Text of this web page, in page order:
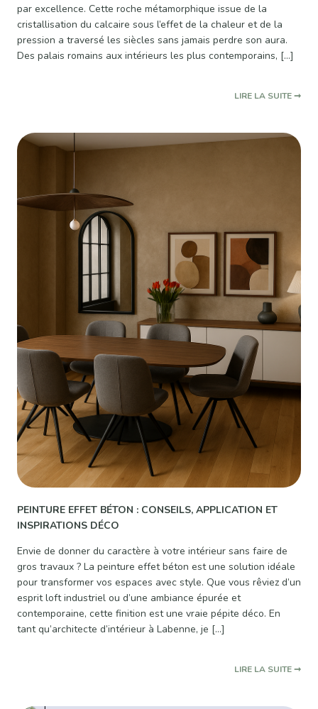
par excellence. Cette roche métamorphique issue de la
cristallisation du calcaire sous l’effet de la chaleur et de la
pression a traversé les siècles sans jamais perdre son aura.
Des palais romains aux intérieurs les plus contemporains, […]
PEINTURE EFFET BÉTON : CONSEILS, APPLICATION ET
INSPIRATIONS DÉCO
Envie de donner du caractère à votre intérieur sans faire de
gros travaux ? La peinture effet béton est une solution idéale
pour transformer vos espaces avec style. Que vous rêviez d’un
esprit loft industriel ou d’une ambiance épurée et
contemporaine, cette finition est une vraie pépite déco. En
tant qu’architecte d’intérieur à Labenne, je […]